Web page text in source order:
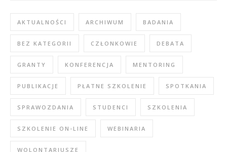
AKTUALNOŚCI ARCHIWUM BADANIA
BEZ KATEGORII CZŁONKOWIE DEBATA
GRANTY KONFERENCJA MENTORING
PUBLIKACJE PŁATNE SZKOLENIE SPOTKANIA
SPRAWOZDANIA STUDENCI SZKOLENIA
SZKOLENIE ON-LINE WEBINARIA
WOLONTARIUSZE